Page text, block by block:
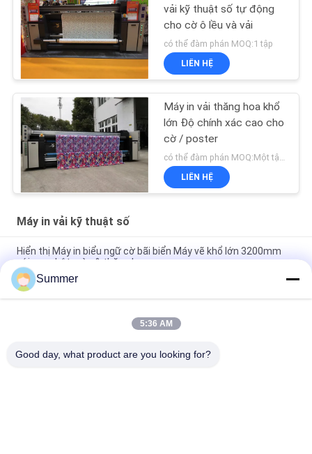
vải kỹ thuật số tự động
cho cờ ô lều và vải
có thể đàm phán MOQ:1 tập
LIÊN HỆ
Máy in vải thăng hoa khổ
lớn Độ chính xác cao cho
cờ / poster
có thể đàm phán MOQ:Một tập hợp
LIÊN HỆ
Máy in vải kỹ thuật số
Hiển thị Máy in biểu ngữ cờ bãi biển Máy vẽ khổ lớn 3200mm
với mực bột màu & thăng hoa
Máy in vải Impresora Máy in vải / vải kỹ thuật số bán 4 hoặc 8
màu với mực Pigment & Sublimation
Hệ thống in dệt có định dạng rộng 4 & 8 màu chất lượng cao
Summer
5:36 AM
Good day, what product are you looking for?